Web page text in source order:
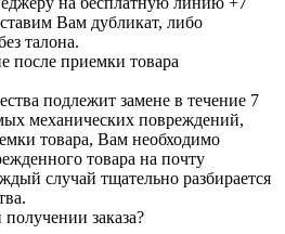
Вам дубликат, либо
талона.
после приемки товара
подлежит замене в течение 7
механических повреждений,
товара, Вам необходимо
товара на почту
случай тщательно разбирается
заказа?